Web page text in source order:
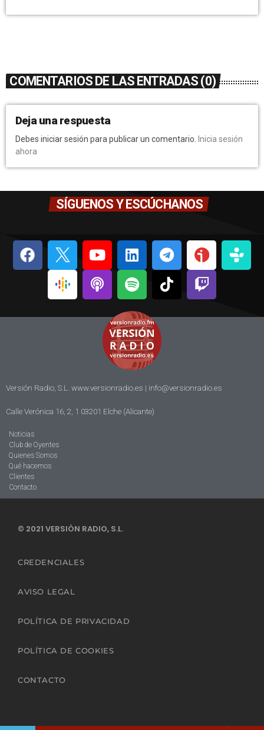
COMENTARIOS DE LAS ENTRADAS (0)
Deja una respuesta
Debes iniciar sesión para publicar un comentario.
Inicia sesión
ahora
SÍGUENOS Y ESCÚCHANOS
Versión Radio, S.L. www.versionradio.es | info@versionradio.es
Calle Verónica 16, 2, 1 03201 Elche (Alicante)
Noticias
Club de Oyentes
Quienes Somos
Qué hacemos
Clientes
Contacto
© 2021 VERSIÓN RADIO, S.L.
CREDENCIALES
AVISO LEGAL
POLÍTICA DE PRIVACIDAD
POLÍTICA DE COOKIES
CONTACTO